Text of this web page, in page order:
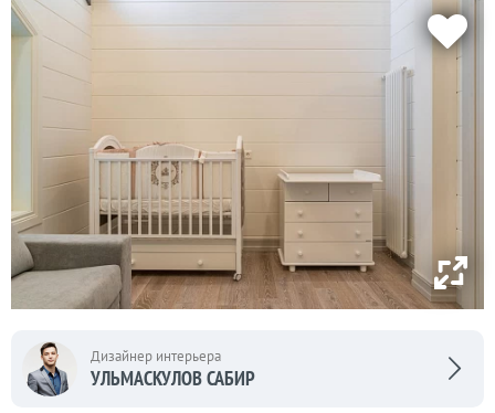
Дизайнер интерьера
УЛЬМАСКУЛОВ САБИР